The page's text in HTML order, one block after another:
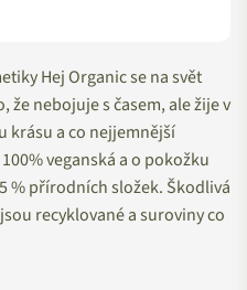
Hej Organic se na svět
že nebojuje s časem, ale žije v
krásu a co nejjemnější
veganská a o pokožku
% přírodních složek. Škodlivá
recyklované a suroviny co